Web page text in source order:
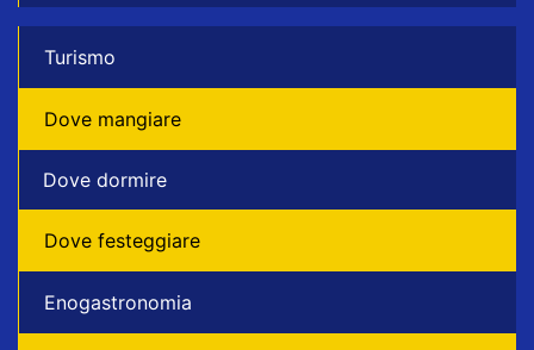
Turismo
Dove mangiare
Dove dormire
Dove festeggiare
Enogastronomia